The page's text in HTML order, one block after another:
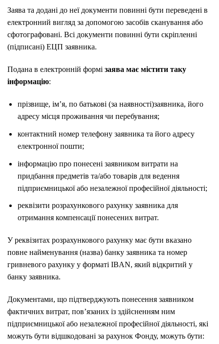
Заява та додані до неї документи повинні бути переведені в
електронний вигляд за допомогою засобів сканування або
сфотографовані. Всі документи повинні бути скріпленні
(підписані) ЕЦП заявника.
Подана в електронній формі заява має містити таку
інформацію:
прізвище, ім’я, по батькові (за наявності)заявника, його
адресу місця проживання чи перебування;
контактний номер телефону заявника та його адресу
електронної пошти;
інформацію про понесені заявником витрати на
придбання предметів та/або товарів для ведення
підприємницької або незалежної професійної діяльності;
реквізити розрахункового рахунку заявника для
отримання компенсації понесених витрат.
У реквізитах розрахункового рахунку має бути вказано
повне найменування (назва) банку заявника та номер
гривневого рахунку у форматі IBAN, який відкритий у
банку заявника.
Документами, що підтверджують понесення заявником
фактичних витрат, пов’язаних із здійсненням ним
підприємницької або незалежної професійної діяльності, які
можуть бути відшкодовані за рахунок Фонду, можуть бути: